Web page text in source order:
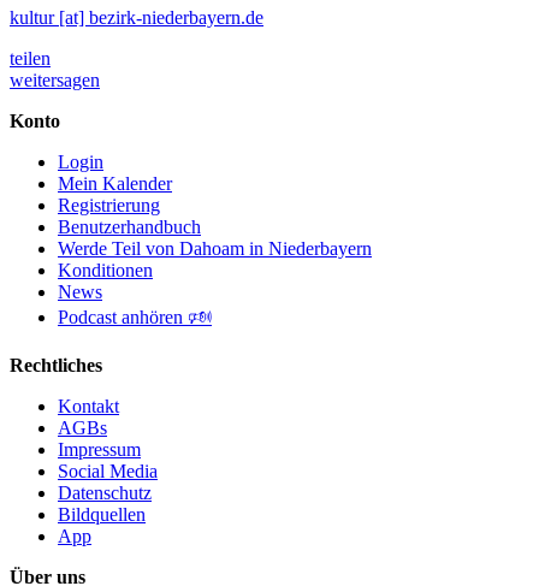
kultur [at] bezirk-niederbayern.de
teilen
weitersagen
Konto
Login
Mein Kalender
Registrierung
Benutzerhandbuch
Werde Teil von Dahoam in Niederbayern
Konditionen
News
Podcast anhören 🕬
Rechtliches
Kontakt
AGBs
Impressum
Social Media
Datenschutz
Bildquellen
App
Über uns